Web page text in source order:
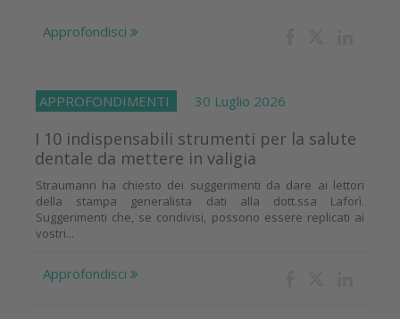
Approfondisci
APPROFONDIMENTI 30 Luglio 2026
I 10 indispensabili strumenti per la salute
dentale da mettere in valigia
Straumann ha chiesto dei suggerimenti da dare ai lettori
della stampa generalista dati alla dott.ssa Laforì.
Suggerimenti che, se condivisi, possono essere replicati ai
vostri...
Approfondisci